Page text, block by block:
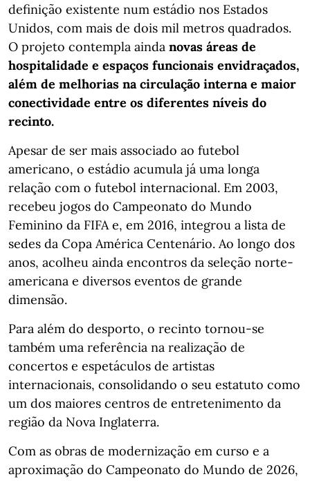
definição existente num estádio nos Estados
Unidos, com mais de dois mil metros quadrados.
O projeto contempla ainda novas áreas de
hospitalidade e espaços funcionais envidraçados,
além de melhorias na circulação interna e maior
conectividade entre os diferentes níveis do
recinto.
Apesar de ser mais associado ao futebol
americano, o estádio acumula já uma longa
relação com o futebol internacional. Em 2003,
recebeu jogos do Campeonato do Mundo
Feminino da FIFA e, em 2016, integrou a lista de
sedes da Copa América Centenário. Ao longo dos
anos, acolheu ainda encontros da seleção norte-
americana e diversos eventos de grande
dimensão.
Para além do desporto, o recinto tornou-se
também uma referência na realização de
concertos e espetáculos de artistas
internacionais, consolidando o seu estatuto como
um dos maiores centros de entretenimento da
região da Nova Inglaterra.
Com as obras de modernização em curso e a
aproximação do Campeonato do Mundo de 2026,